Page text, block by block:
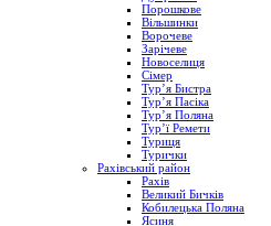
Порошкове
Вільшинки
Ворочеве
Зарічеве
Новоселиця
Сімер
Тур’я Бистра
Тур’я Пасіка
Тур’я Поляна
Тур’ї Ремети
Туриця
Турички
Рахівський район
Рахів
Великий Бичків
Кобилецька Поляна
Ясиня